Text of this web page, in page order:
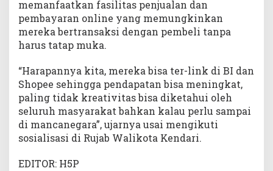
n
memanfaatkan fasilitas penjualan dan
pembayaran online yang memungkinkan
mereka bertransaksi dengan pembeli tanpa
harus tatap muka.
“Harapannya kita, mereka bisa ter-link di BI dan
Shopee sehingga pendapatan bisa meningkat,
paling tidak kreativitas bisa diketahui oleh
seluruh masyarakat bahkan kalau perlu sampai
di mancanegara”, ujarnya usai mengikuti
sosialisasi di Rujab Walikota Kendari.
EDITOR: H5P